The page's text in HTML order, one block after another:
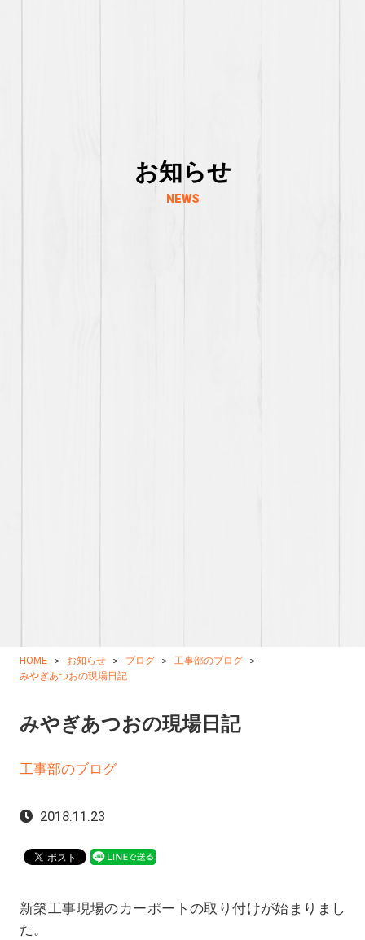
お知らせ
NEWS
HOME お知らせ ブログ
工事部のブログ
みやぎあつおの現場日記
みやぎあつおの現場日記
工事部のブログ
2018.11.23
新築工事現場のカーポートの取り付けが始まりまし
た。